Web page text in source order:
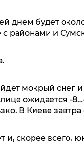
днем будет
районами и
мокрый снег и
ожидается -
В Киеве
и, скорее всего,